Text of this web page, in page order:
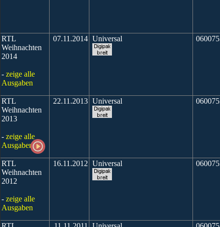
RTL
Weihnachten
2014
- zeige alle
Ausgaben
07.11.2014 Universal
RTL
Weihnachten
2013
- zeige alle
Ausgaben
22.11.2013 Universal
RTL
Weihnachten
2012
- zeige alle
Ausgaben
16.11.2012 Universal